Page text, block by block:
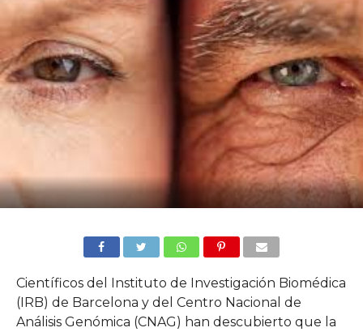
Científicos del Instituto de Investigación Biomédica
(IRB) de Barcelona y del Centro Nacional de
Análisis Genómica (CNAG) han descubierto que la